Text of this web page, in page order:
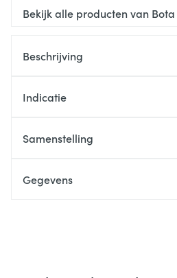
Bekijk alle producten van Bota
Beschrijving
Indicatie
Samenstelling
Gegevens